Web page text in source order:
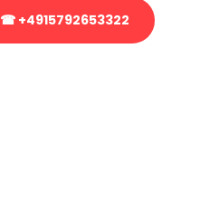
☎ +4915792653322